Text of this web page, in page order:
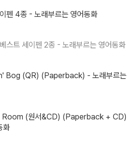
펜 4종 - 노래부르는 영어동화
스트 세이펜 2종 - 노래부르는 영어동화
Bog (QR) (Paperback) - 노래부르는
Room (원서&CD) (Paperback + CD)
화